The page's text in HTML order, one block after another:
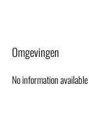
Omgevingen
No information available